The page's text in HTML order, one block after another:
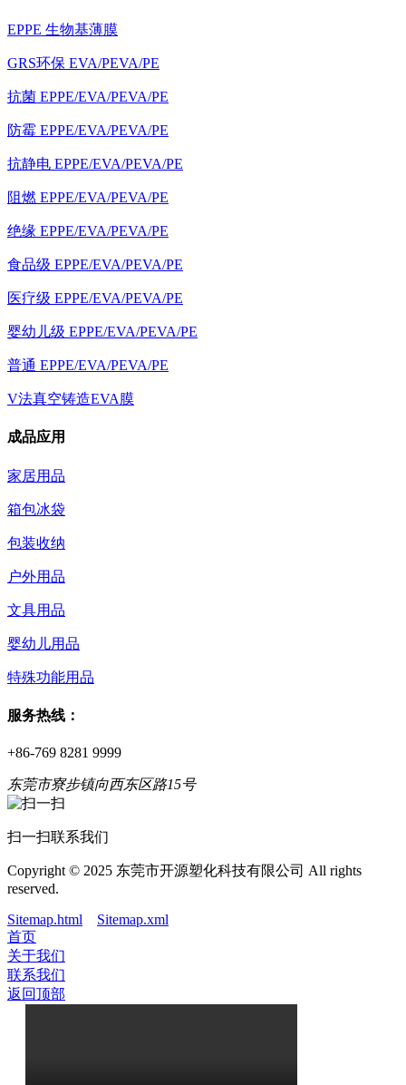
EPPE 生物基薄膜
GRS环保 EVA/PEVA/PE
抗菌 EPPE/EVA/PEVA/PE
防霉 EPPE/EVA/PEVA/PE
抗静电 EPPE/EVA/PEVA/PE
阻燃 EPPE/EVA/PEVA/PE
绝缘 EPPE/EVA/PEVA/PE
食品级 EPPE/EVA/PEVA/PE
医疗级 EPPE/EVA/PEVA/PE
婴幼儿级 EPPE/EVA/PEVA/PE
普通 EPPE/EVA/PEVA/PE
V法真空铸造EVA膜
成品应用
家居用品
箱包冰袋
包装收纳
户外用品
文具用品
婴幼儿用品
特殊功能用品
服务热线：
+86-769 8281 9999
东莞市寮步镇向西东区路15号
扫一扫联系我们
Copyright © 2025 东莞市开源塑化科技有限公司 All rights
reserved.
Sitemap.html
Sitemap.xml
首页
关于我们
联系我们
返回顶部